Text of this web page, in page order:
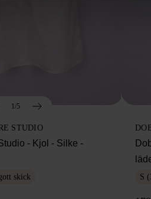
1/5
STUDIO
- Kjol - Silke -
skick S